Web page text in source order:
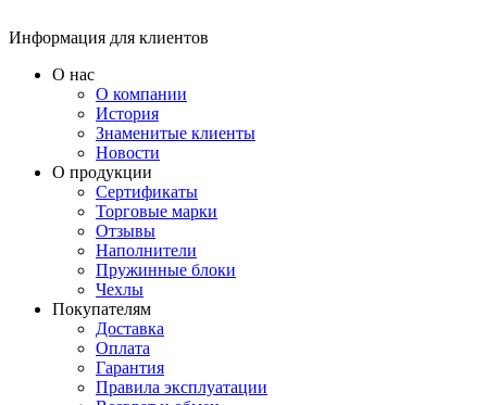
Информация для клиентов
О нас
О компании
История
Знаменитые клиенты
Новости
О продукции
Сертификаты
Торговые марки
Отзывы
Наполнители
Пружинные блоки
Чехлы
Покупателям
Доставка
Оплата
Гарантия
Правила эксплуатации